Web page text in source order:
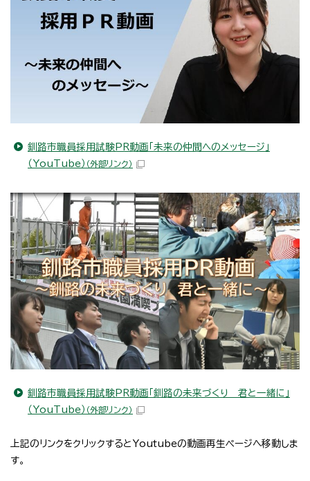
釧路市職員採用試験PR動画「未来の仲間へのメッセージ」
（YouTube） （外部リンク）
釧路市職員採用試験PR動画「釧路の未来づくり 君と一緒に」
（YouTube） （外部リンク）
上記のリンクをクリックするとYoutubeの動画再生ページへ移動しま
す。